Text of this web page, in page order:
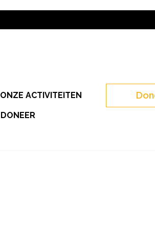
ONZE ACTIVITEITEN
DONEER